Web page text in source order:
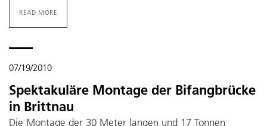
READ MORE
07/19/2010
Spektakuläre Montage der Bifangbrücke
in Brittnau
Die Montage der 30 Meter langen und 17 Tonnen